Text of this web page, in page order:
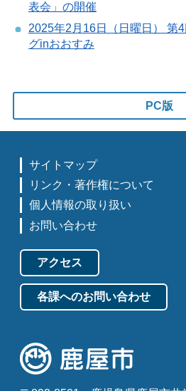
表会」の開催
2025年2月16日（日曜日） 第
グinおおすみ
PC版
サイトマップ
リンク・著作権について
個人情報の取り扱い
お問い合わせ
アクセス
各課へのお問い合わせ